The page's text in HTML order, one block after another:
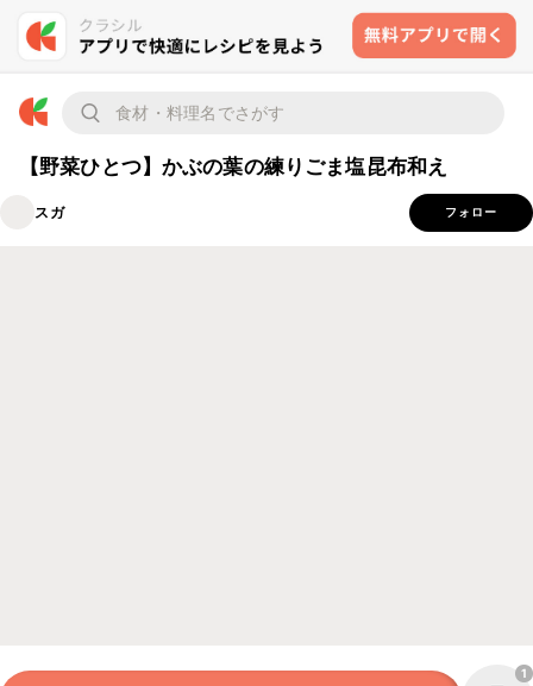
【野菜ひとつ】かぶの葉の練りごま塩昆布和え
スガ フォロー
1